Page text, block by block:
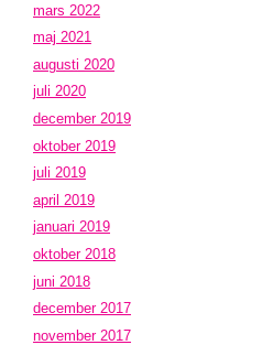
mars 2022
maj 2021
augusti 2020
juli 2020
december 2019
oktober 2019
juli 2019
april 2019
januari 2019
oktober 2018
juni 2018
december 2017
november 2017